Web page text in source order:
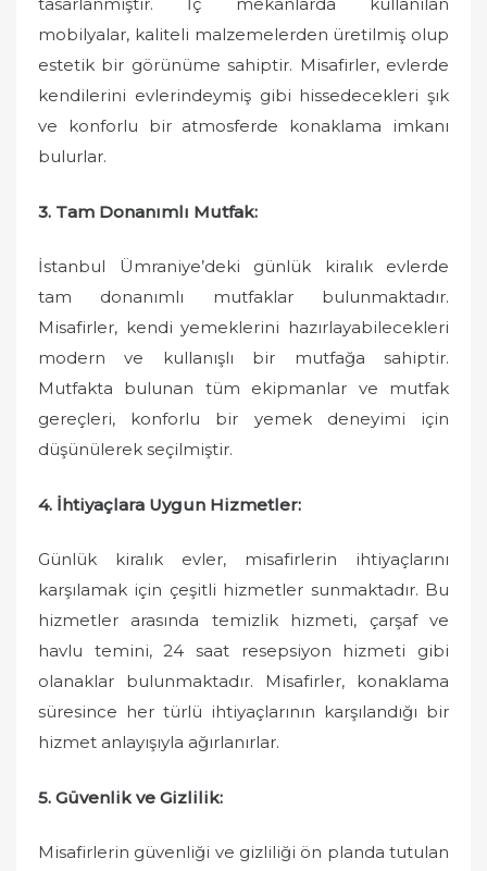
mobilyalar, kaliteli malzemelerden üretilmiş olup
estetik bir görünüme sahiptir. Misafirler, evlerde
kendilerini evlerindeymiş gibi hissedecekleri şık
ve konforlu bir atmosferde konaklama imkanı
bulurlar.
3. Tam Donanımlı Mutfak:
İstanbul Ümraniye’deki günlük kiralık evlerde
tam donanımlı mutfaklar bulunmaktadır.
Misafirler, kendi yemeklerini hazırlayabilecekleri
modern ve kullanışlı bir mutfağa sahiptir.
Mutfakta bulunan tüm ekipmanlar ve mutfak
gereçleri, konforlu bir yemek deneyimi için
düşünülerek seçilmiştir.
4. İhtiyaçlara Uygun Hizmetler:
Günlük kiralık evler, misafirlerin ihtiyaçlarını
karşılamak için çeşitli hizmetler sunmaktadır. Bu
hizmetler arasında temizlik hizmeti, çarşaf ve
havlu temini, 24 saat resepsiyon hizmeti gibi
olanaklar bulunmaktadır. Misafirler, konaklama
süresince her türlü ihtiyaçlarının karşılandığı bir
hizmet anlayışıyla ağırlanırlar.
5. Güvenlik ve Gizlilik:
Misafirlerin güvenliği ve gizliliği ön planda tutulan